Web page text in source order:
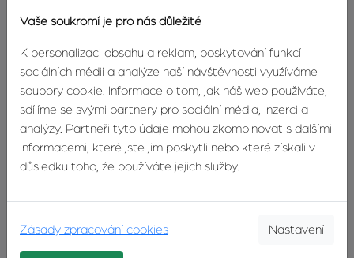
E-MAIL: lukasova@zvonek.cz
MAKLÉŘE
MAKLÉŘE
se vám co nejdříve ozve.
Vaše soukromí je pro nás důležité
K personalizaci obsahu a reklam, poskytování funkcí
sociálních médií a analýze naší návštěvnosti využíváme
soubory cookie. Informace o tom, jak náš web používáte,
sdílíme se svými partnery pro sociální média, inzerci a
analýzy. Partneři tyto údaje mohou zkombinovat s dalšími
informacemi, které jste jim poskytli nebo které získali v
důsledku toho, že používáte jejich služby.
Zásady zpracování cookies Nastavení